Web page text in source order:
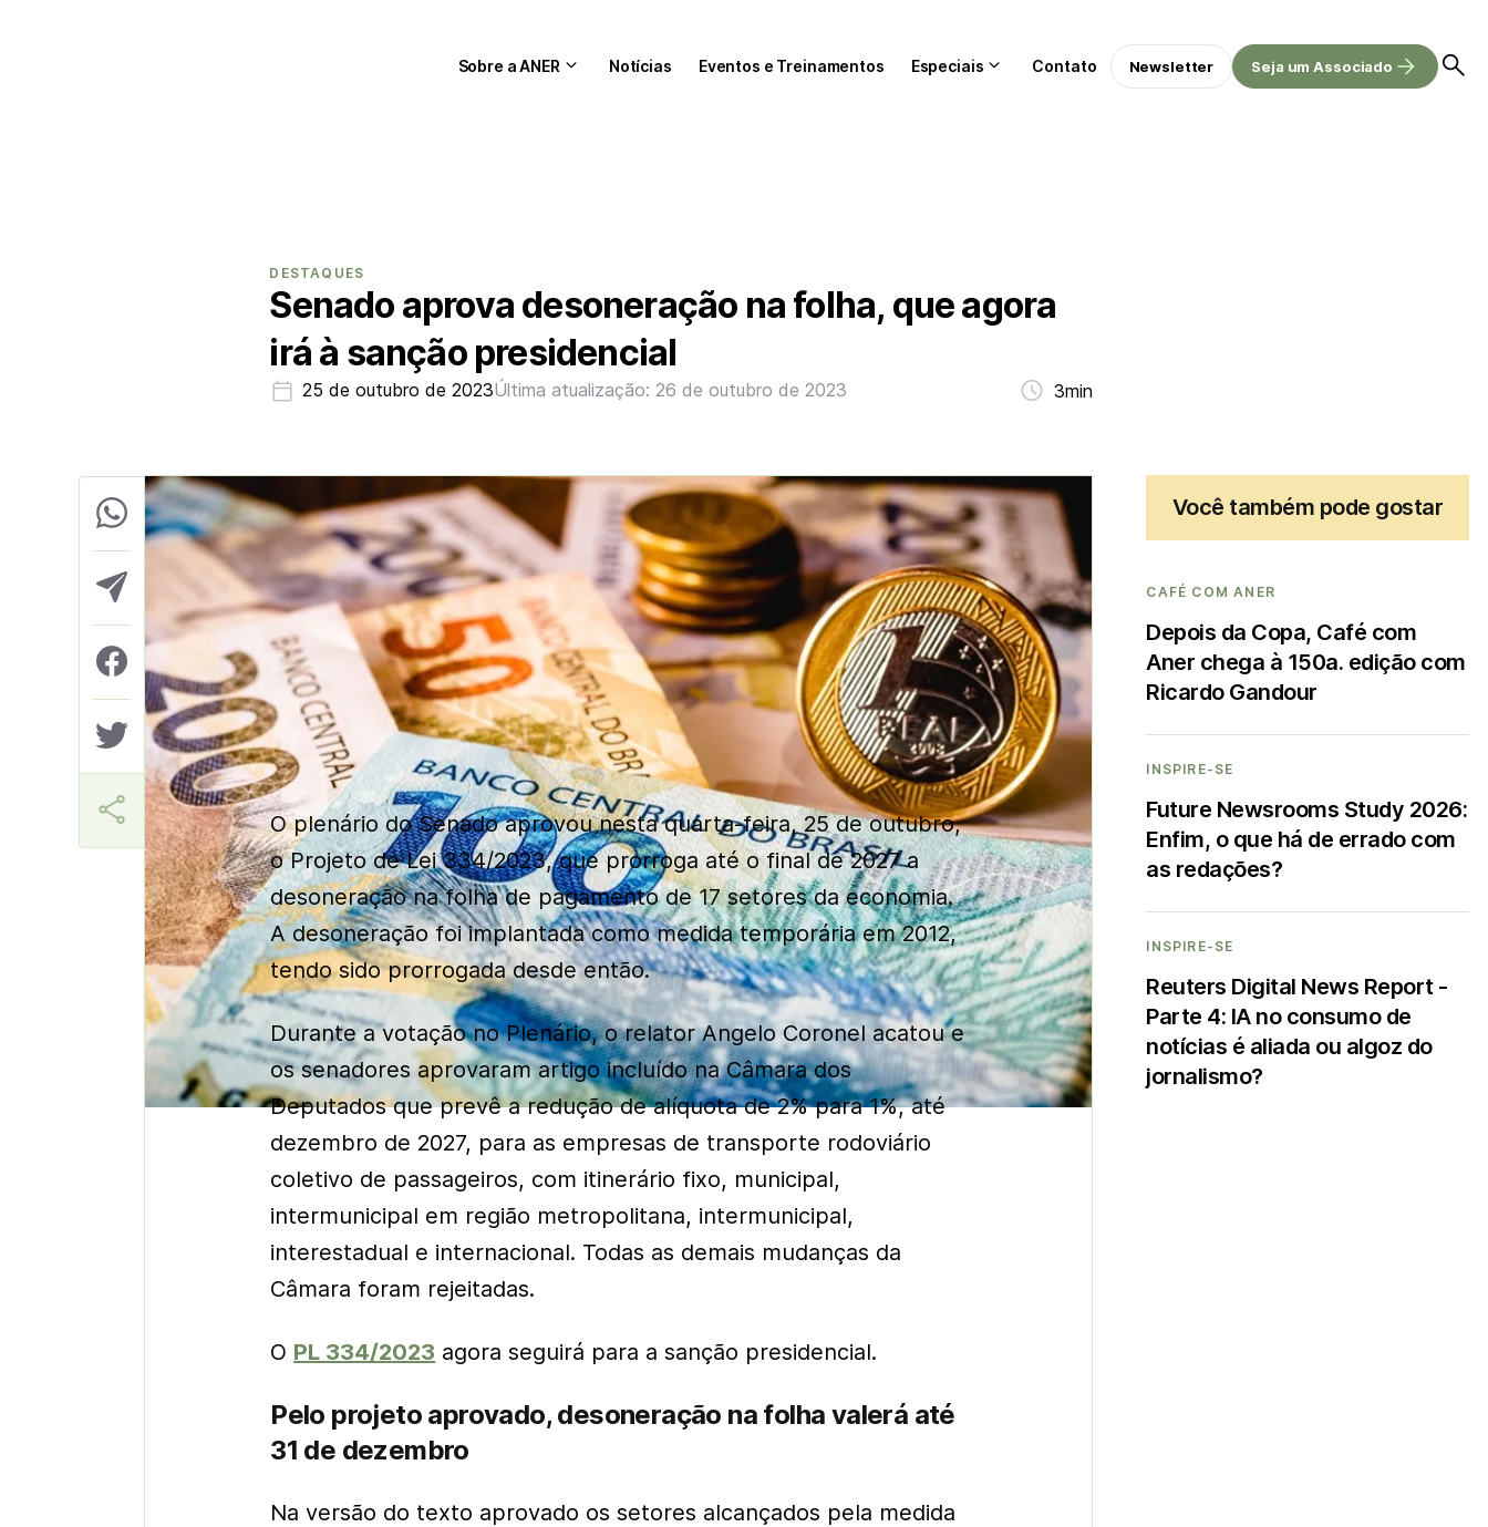
Sobre a ANER Notícias Eventos e Treinamentos Especiais Contato Newsletter Seja um Associado
DESTAQUES
Senado aprova desoneração na folha, que agora
irá à sanção presidencial
25 de outubro de 2023Última atualização: 26 de outubro de 2023 3min
Márcia Miranda
O plenário do Senado aprovou nesta quarta-feira, 25 de outubro,
o Projeto de Lei 334/2023, que prorroga até o final de 2027 a
desoneração na folha de pagamento de 17 setores da economia.
A desoneração foi implantada como medida temporária em 2012,
tendo sido prorrogada desde então.
Durante a votação no Plenário, o relator Angelo Coronel acatou e
os senadores aprovaram artigo incluído na Câmara dos
Deputados que prevê a redução de alíquota de 2% para 1%, até
dezembro de 2027, para as empresas de transporte rodoviário
coletivo de passageiros, com itinerário fixo, municipal,
intermunicipal em região metropolitana, intermunicipal,
interestadual e internacional. Todas as demais mudanças da
Câmara foram rejeitadas.
O PL 334/2023 agora seguirá para a sanção presidencial.
Pelo projeto aprovado, desoneração na folha valerá até
31 de dezembro
Na versão do texto aprovado os setores alcançados pela medida
Você também pode gostar
CAFÉ COM ANER
Depois da Copa, Café com
Aner chega à 150a. edição com
Ricardo Gandour
INSPIRE-SE
Future Newsrooms Study 2026:
Enfim, o que há de errado com
as redações?
INSPIRE-SE
Reuters Digital News Report -
Parte 4: IA no consumo de
notícias é aliada ou algoz do
jornalismo?